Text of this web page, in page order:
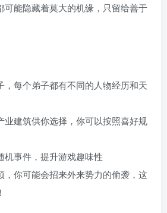
可能隐藏着莫大的机缘，只留给善于
，每个弟子都有不同的人物经历和天
业建筑供你选择，你可以按照喜好规
机事件，提升游戏趣味性
，你可能会招来外来势力的偷袭，这